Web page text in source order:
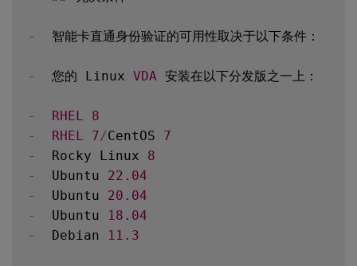
-
  智能卡直通身份验证的可用性取决于以下条件：
-
  您的 Linux
VDA 安装在以下分发版之一上：
- RHEL
8
-
RHEL 7/CentOS 7
-
  Rocky Linux
8
-
  Ubuntu
22.04
-
  Ubuntu
20.04
-
  Ubuntu
18.04
-
  Debian
11.3